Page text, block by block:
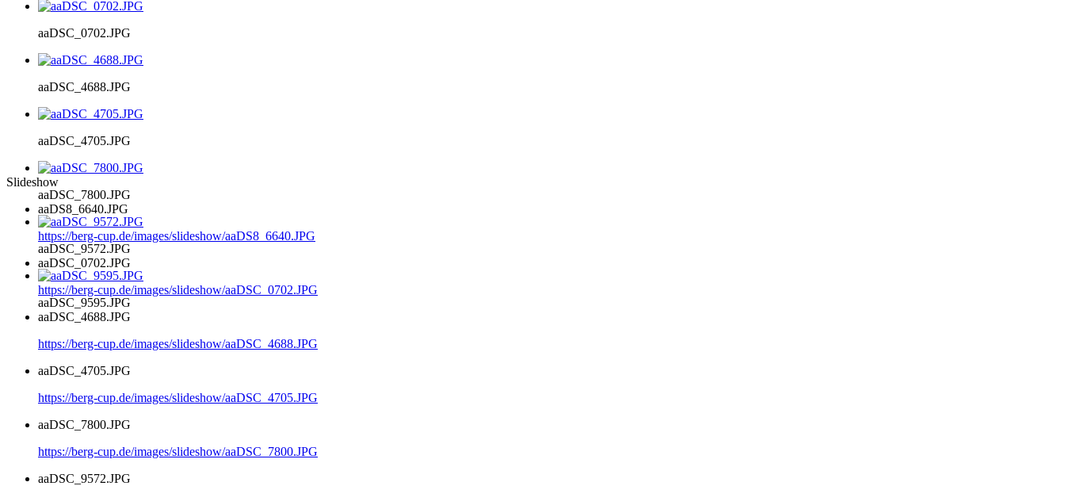
aaDSC_0702.JPG
aaDSC_4688.JPG
aaDSC_4705.JPG
aaDSC_7800.JPG
aaDSC_9572.JPG
aaDSC_9595.JPG
Slideshow
aaDS8_6640.JPG
https://berg-cup.de/images/slideshow/aaDS8_6640.JPG
aaDSC_0702.JPG
https://berg-cup.de/images/slideshow/aaDSC_0702.JPG
aaDSC_4688.JPG
https://berg-cup.de/images/slideshow/aaDSC_4688.JPG
aaDSC_4705.JPG
https://berg-cup.de/images/slideshow/aaDSC_4705.JPG
aaDSC_7800.JPG
https://berg-cup.de/images/slideshow/aaDSC_7800.JPG
aaDSC_9572.JPG